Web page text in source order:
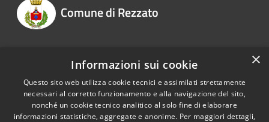
Comune di Rezzato
Recapiti e contatti
×
Informazioni sui cookie
Questo sito web utilizza cookie tecnici e assimilati strettamente
necessari al corretto funzionamento e alla navigazione del sito,
nonché un cookie tecnico analitico al solo fine di elaborare
informazioni statistiche, aggregate e anonime. Per maggiori dettagli,